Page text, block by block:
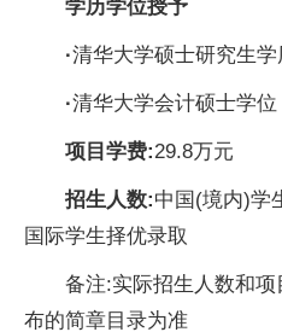
学历学位授予
·清华大学硕士研究生学
·清华大学会计硕士学位
项目学费:29.8万元
招生人数:中国(境内)学
国际学生择优录取
备注:实际招生人数和
布的简章目录为准